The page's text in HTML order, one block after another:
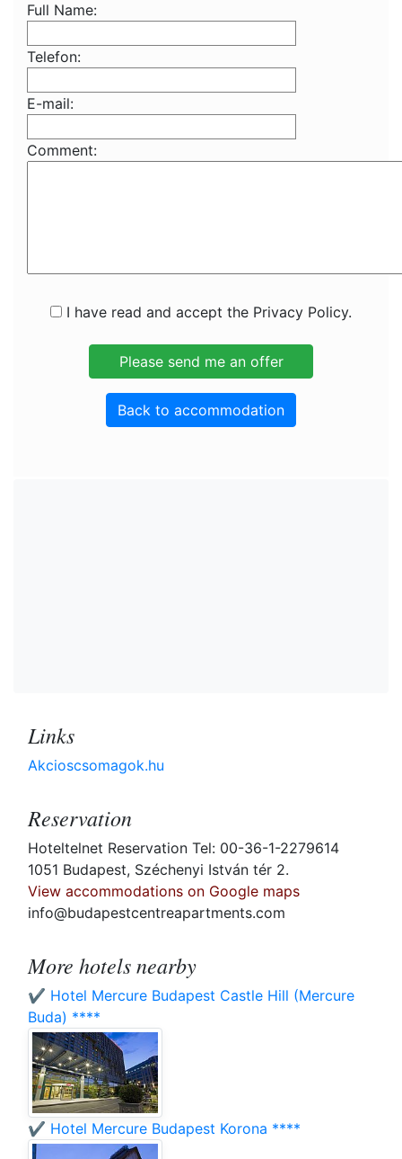
Full Name:
Telefon:
E-mail:
Comment:
I have read and accept the Privacy Policy.
Back to accommodation
Links
Akcioscsomagok.hu
Reservation
Hoteltelnet Reservation Tel: 00-36-1-2279614
1051 Budapest, Széchenyi István tér 2.
View accommodations on Google maps
info@budapestcentreapartments.com
More hotels nearby
✔️ Hotel Mercure Budapest Castle Hill (Mercure
Buda) ****
✔️ Hotel Mercure Budapest Korona ****